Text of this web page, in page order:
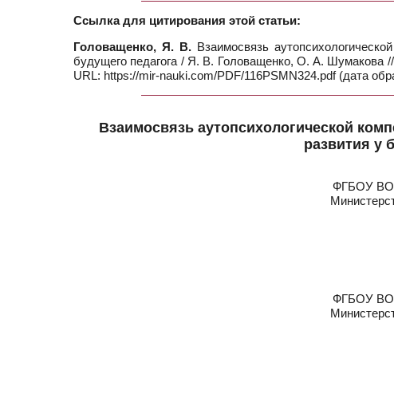
Ссылка для цитирования этой статьи:
Головащенко, Я. В. Взаимосвязь
будущего педагога / Я. В. Головащенко, О. А.
URL: https://mir-nauki.com/PDF/116PSMN324.pdf (дата
Взаимосвязь аутопсихологической
развития у
ФГБОУ ВО
ФГБОУ ВО